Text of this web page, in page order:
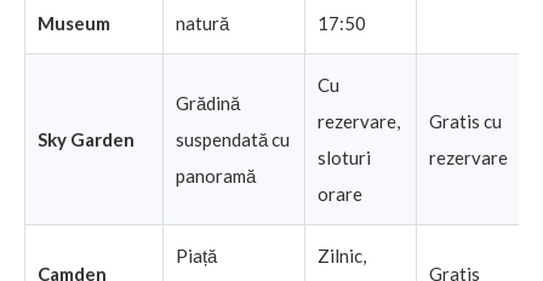
Museum
natură
17:50
Sky Garden
Grădină
suspendată cu
panoramă
Cu
rezervare,
sloturi
orare
Gratis cu
rezervare
Camden
Piață
Zilnic,
Gratis